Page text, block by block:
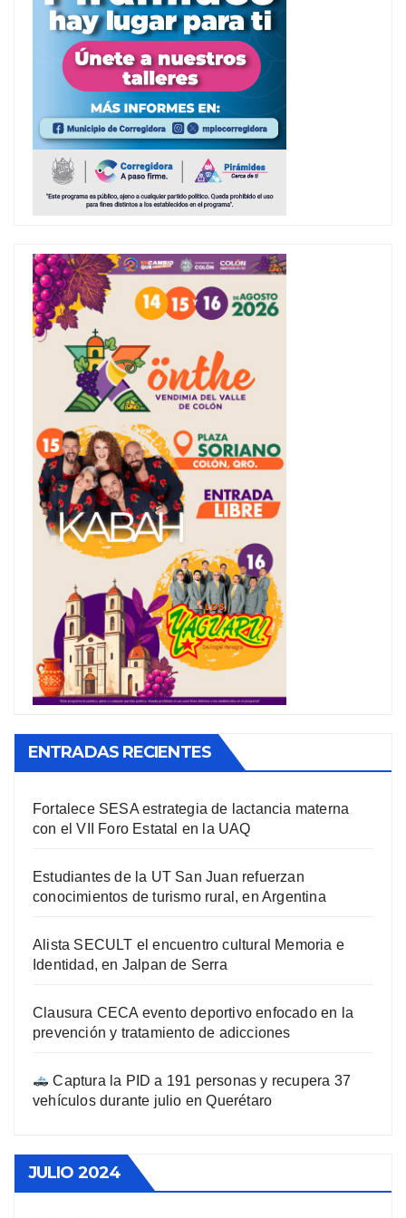
ENTRADAS RECIENTES
Fortalece SESA estrategia de lactancia materna
con el VII Foro Estatal en la UAQ
Estudiantes de la UT San Juan refuerzan
conocimientos de turismo rural, en Argentina
Alista SECULT el encuentro cultural Memoria e
Identidad, en Jalpan de Serra
Clausura CECA evento deportivo enfocado en la
prevención y tratamiento de adicciones
Captura la PID a 191 personas y recupera 37
vehículos durante julio en Querétaro
JULIO 2024